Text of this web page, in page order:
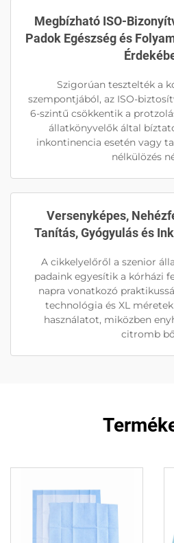
Megbízható ISO-
Padok Egészség és
Szigorúan tesztelték a
szempontjából, az ISO-
6-szintű csökkentik a
állatkönyvelők által
inkontinencia esetén vagy
nélkülözés
Versenyképes,
Tanítás, Gyógyulás és
A cikkelyelőről a szenior
padaink egyesítik a kórházi
napra vonatkozó
technológia és XL
használatot, miközben
citromb